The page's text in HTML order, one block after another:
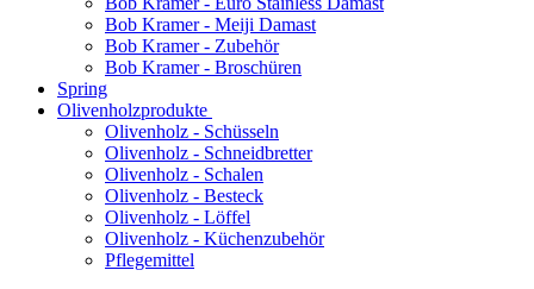
Bob Kramer - Meiji Damast
Bob Kramer - Zubehör
Bob Kramer - Broschüren
Spring
Olivenholzprodukte
Olivenholz - Schüsseln
Olivenholz - Schneidbretter
Olivenholz - Schalen
Olivenholz - Besteck
Olivenholz - Löffel
Olivenholz - Küchenzubehör
Pflegemittel